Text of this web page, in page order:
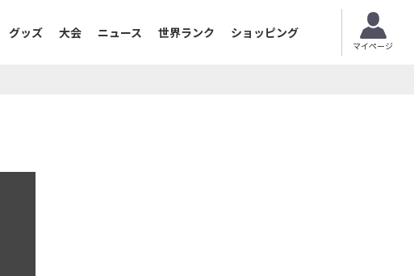
グッズ 大会 ニュース 世界ランク ショッピング
マイページ